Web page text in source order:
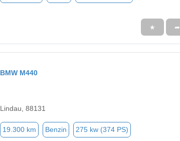
★ ➦
BMW M440
Lindau, 88131
19.300 km Benzin 275 kw (374 PS)